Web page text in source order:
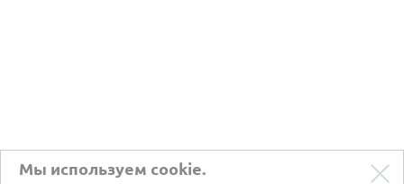
Мы используем cookie.